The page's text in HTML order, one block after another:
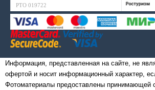
РТО 019722
Информация, представленная на сайте, не
офертой и носит информационный характер,
Фотоматериалы предоставлены принимающей